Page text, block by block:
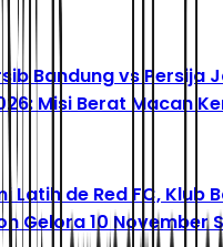
Bandung vs Persija
Misi Berat Macan
Latih de Red FC, Klub
Gelora 10 November